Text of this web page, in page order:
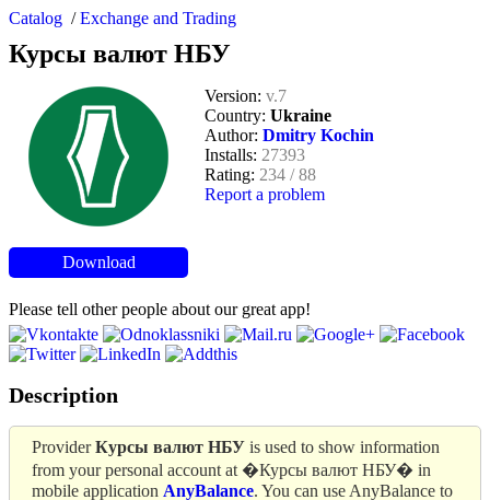
Catalog /Exchange and Trading
Курсы валют НБУ
Download
Version: v.7
Country: Ukraine
Author: Dmitry Kochin
Installs: 27393
Rating: 234 / 88
Report a problem
Please tell other people about our great app!
Description
ProviderКурсы валют НБУ is used to show information
from your personal account at �Курсы валют НБУ� in
mobile application AnyBalance. You can use AnyBalance to